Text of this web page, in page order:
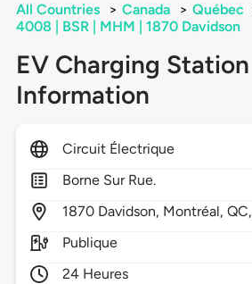
All Countries > Canada > Québec
4008 | BSR | MHM | 1870 Davidson
EV Charging Station
Information
Circuit Électrique
Borne Sur Rue.
1870 Davidson, Montréal,QC,
Publique
24 Heures